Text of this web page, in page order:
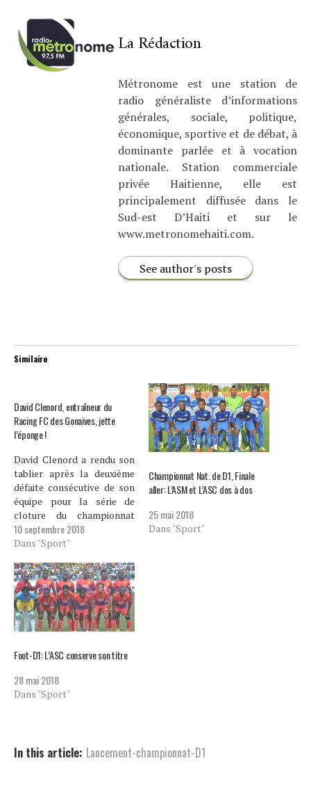
La Rédaction
Métronome est une station de
radio généraliste d’informations
générales, sociale, politique,
économique, sportive et de débat, à
dominante parlée et à vocation
nationale. Station commerciale
privée Haitienne, elle est
principalement diffusée dans le
Sud-est D’Haiti et sur le
www.metronomehaiti.com.
See author's posts
Similaire
David Clenord, entraîneur du
Racing FC des Gonaives, jette
l’éponge !
David Clenord a rendu son
tablier après la deuxième
défaite consécutive de son
équipe pour la série de
cloture du championnat
national de D1. (2) Intronisé
à la tête du staff Technique
de la série d’ouverture 2018
du Championnat National
D1, David Clénord est…
10 septembre 2018
Dans "Sport"
Championnat Nat. de D1, Finale
aller: L’ASM et L’ASC dos à dos
25 mai 2018
Dans "Sport"
Foot-D1: L’ASC conserve son titre
28 mai 2018
Dans "Sport"
In this article: Lancement-championnat-D1